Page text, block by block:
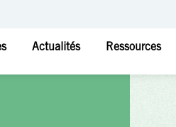
Actualités Ressources